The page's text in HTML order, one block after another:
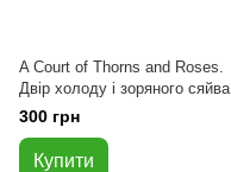
A Court of Thorns and Roses.
Двір холоду і зоряного сяйва
(Сара Маас)
300 грн
Купити